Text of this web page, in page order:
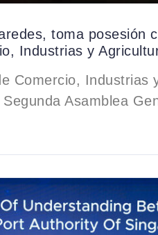
toma posesión
Industrias y
Comercio, Industrias
Asamblea